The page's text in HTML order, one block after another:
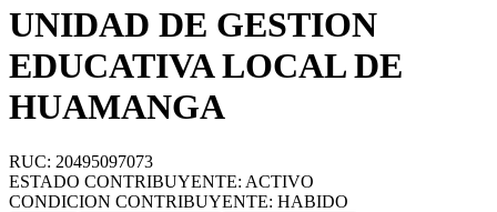
UNIDAD DE GESTION
EDUCATIVA LOCAL DE
HUAMANGA
RUC: 20495097073
ESTADO CONTRIBUYENTE: ACTIVO
CONDICION CONTRIBUYENTE: HABIDO